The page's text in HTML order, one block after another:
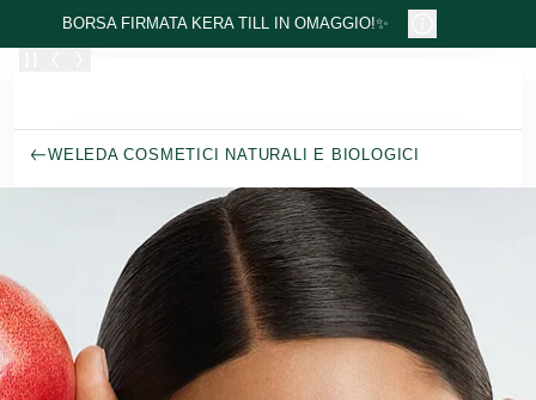
Passa al contenuto principale
BORSA FIRMATA KERA TILL IN OMAGGIO!✨
WELEDA COSMETICI NATURALI E BIOLOGICI